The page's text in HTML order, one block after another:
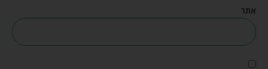
אתר